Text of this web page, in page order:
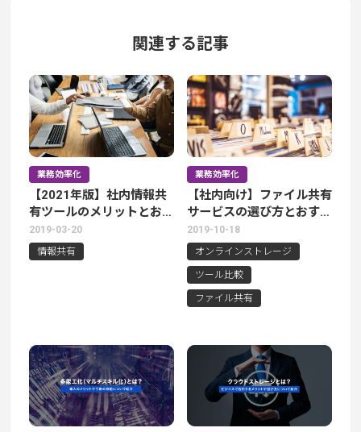
関連する記事
業務効率化
【2021年版】社内情報共
有ツールのメリットとおす
すめ10選
2019-03-20
情報共有
業務効率化
【社内向け】ファイル共有
サービスの選び方とおすす
め6選
2019-10-18
オンラインストレージ
ツール比較
ファイル共有